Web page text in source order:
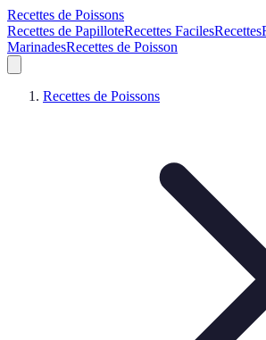
Recettes de Poissons
Recettes de PapilloteRecettes FacilesRecettes
MarinadesRecettes de Poisson
Recettes de Poissons